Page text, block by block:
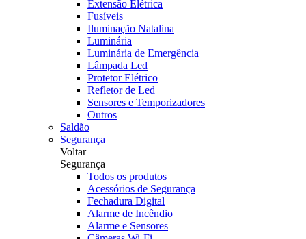
Extensão Elétrica
Fusíveis
Iluminação Natalina
Luminária
Luminária de Emergência
Lâmpada Led
Protetor Elétrico
Refletor de Led
Sensores e Temporizadores
Outros
Saldão
Segurança
Voltar
Segurança
Todos os produtos
Acessórios de Segurança
Fechadura Digital
Alarme de Incêndio
Alarme e Sensores